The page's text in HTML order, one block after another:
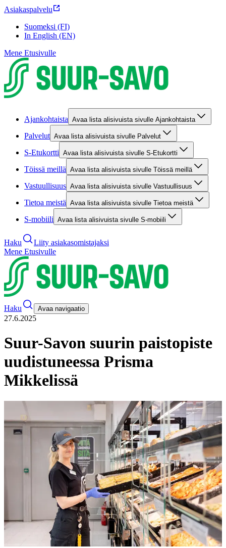
Asiakaspalvelu
Suomeksi (FI)
In English (EN)
Mene Etusivulle
Ajankohtaista Avaa lista alisivuista sivulle Ajankohtaista
Palvelut Avaa lista alisivuista sivulle Palvelut
S-Etukortti Avaa lista alisivuista sivulle S-Etukortti
Töissä meillä Avaa lista alisivuista sivulle Töissä meillä
Vastuullisuus Avaa lista alisivuista sivulle Vastuullisuus
Tietoa meistä Avaa lista alisivuista sivulle Tietoa meistä
S-mobiili Avaa lista alisivuista sivulle S-mobiili
Haku
Liity asiakasomistajaksi
Mene Etusivulle
Haku Avaa navigaatio
27.6.2025
Suur-Savon suurin paistopiste
uudistuneessa Prisma
Mikkelissä